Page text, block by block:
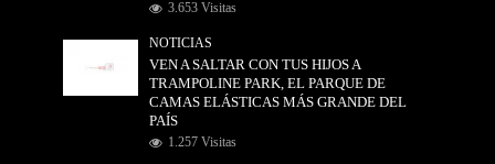
3.653 Visitas
NOTICIAS
VEN A SALTAR CON TUS HIJOS A
TRAMPOLINE PARK, EL PARQUE DE
CAMAS ELÁSTICAS MÁS GRANDE DEL
PAÍS
1.257 Visitas